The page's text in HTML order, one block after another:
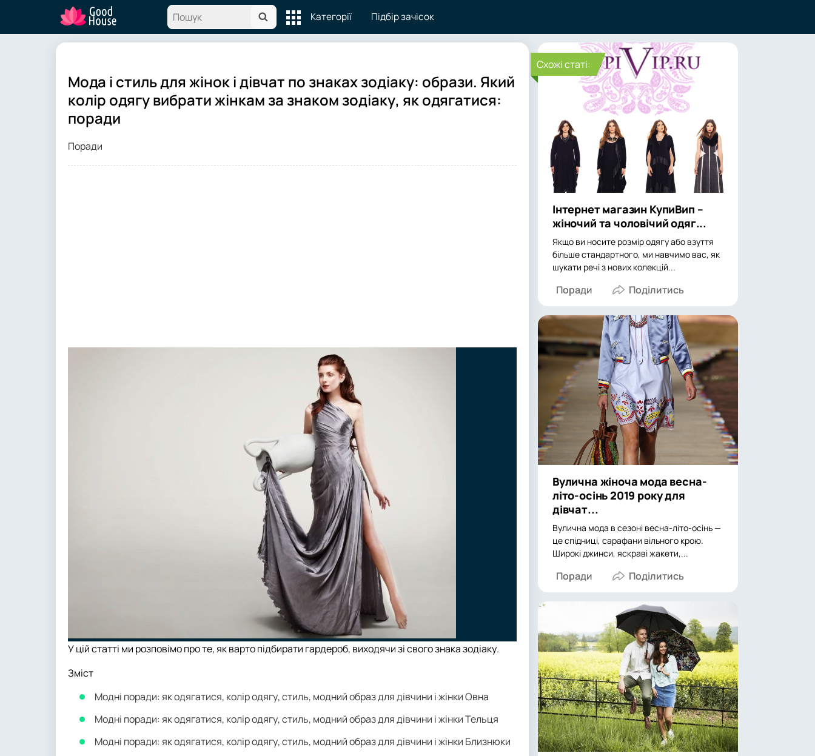
Категорії Підбір зачісок
Мода і стиль для жінок і дівчат по знаках зодіаку: образи. Який
колір одягу вибрати жінкам за знаком зодіаку, як одягатися:
поради
Поради
У цій статті ми розповімо про те, як варто підбирати гардероб, виходячи зі свого знака зодіаку.
Зміст
Модні поради: як одягатися, колір одягу, стиль, модний образ для дівчини і жінки Овна
Модні поради: як одягатися, колір одягу, стиль, модний образ для дівчини і жінки Тельця
Модні поради: як одягатися, колір одягу, стиль, модний образ для дівчини і жінки Близнюки
Cхожі статі:
Інтернет магазин КупиВип –
жіночий та чоловічий одяг...
Якщо ви носите розмір одягу або взуття
більше стандартного, ми навчимо вас, як
шукати речі з нових колекцій...
Поради
Вулична жіноча мода весна-
літо-осінь 2019 року для
дівчат...
Вулична мода в сезоні весна-літо-осінь —
це спідниці, сарафани вільного крою.
Широкі джинси, яскраві жакети,...
Поради